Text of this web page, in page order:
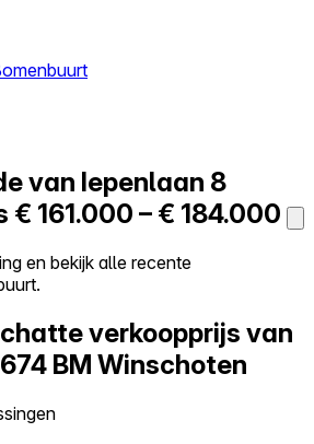
van Iepenlaan 8
€ 161.000 – € 184.000
en bekijk alle recente
verkoopprijs van
BM Winschoten